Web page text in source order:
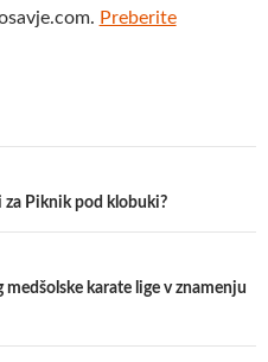
Preberite
za Piknik pod klobuki?
karate lige v znamenju